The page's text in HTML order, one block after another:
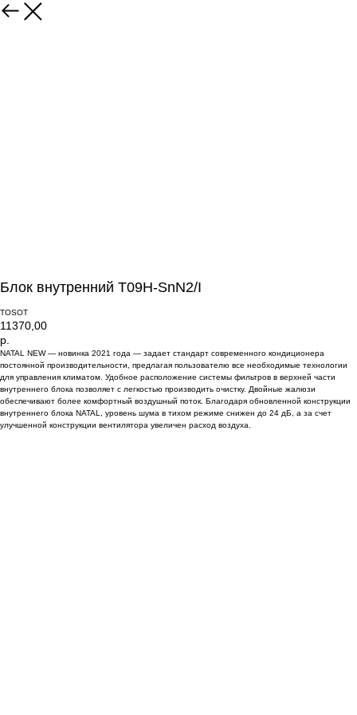
Блок внутренний T09H-SnN2/I
TOSOT
11370,00
р.
NATAL NEW — новинка 2021 года — задает стандарт современного кондиционера
постоянной производительности, предлагая пользователю все необходимые технологии
для управления климатом. Удобное расположение системы фильтров в верхней части
внутреннего блока позволяет с легкостью производить очистку. Двойные жалюзи
обеспечивают более комфортный воздушный поток. Благодаря обновленной конструкции
внутреннего блока NATAL, уровень шума в тихом режиме снижен до 24 дБ, а за счет
улучшенной конструкции вентилятора увеличен расход воздуха.